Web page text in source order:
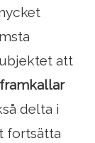
att
delta i
fortsätta